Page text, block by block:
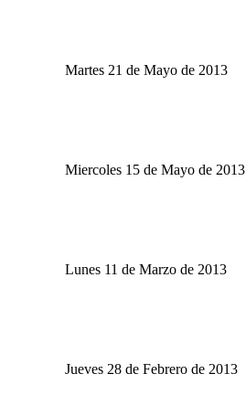
Martes 21 de Mayo de 2013
Miercoles 15 de Mayo de 2013
Lunes 11 de Marzo de 2013
Jueves 28 de Febrero de 2013